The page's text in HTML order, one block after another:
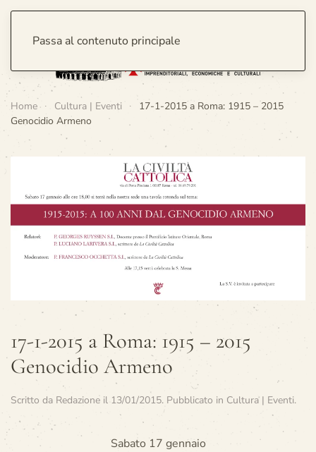
Passa al contenuto principale
Home Cultura | Eventi
17-1-2015 a Roma: 1915 – 2015
Genocidio Armeno
17-1-2015 a Roma: 1915 – 2015
Genocidio Armeno
Scritto da Redazione il 13/01/2015. Pubblicato in Cultura | Eventi.
Sabato 17 gennaio